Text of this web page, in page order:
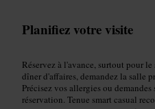
Planifiez votre visite
Réservez à l'avance, surtout pour
dîner d'affaires, demandez la salle
Précisez vos allergies ou
réservation. Tenue smart casual